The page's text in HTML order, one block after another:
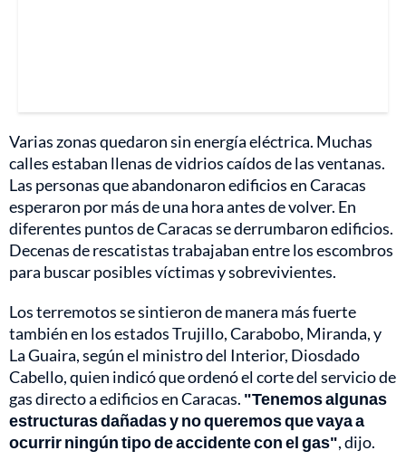
Varias zonas quedaron sin energía eléctrica. Muchas
calles estaban llenas de vidrios caídos de las ventanas.
Las personas que abandonaron edificios en Caracas
esperaron por más de una hora antes de volver. En
diferentes puntos de Caracas se derrumbaron edificios.
Decenas de rescatistas trabajaban entre los escombros
para buscar posibles víctimas y sobrevivientes.
Los terremotos se sintieron de manera más fuerte
también en los estados Trujillo, Carabobo, Miranda, y
La Guaira, según el ministro del Interior, Diosdado
Cabello, quien indicó que ordenó el corte del servicio de
gas directo a edificios en Caracas. "Tenemos algunas
estructuras dañadas y no queremos que vaya a
ocurrir ningún tipo de accidente con el gas", dijo.